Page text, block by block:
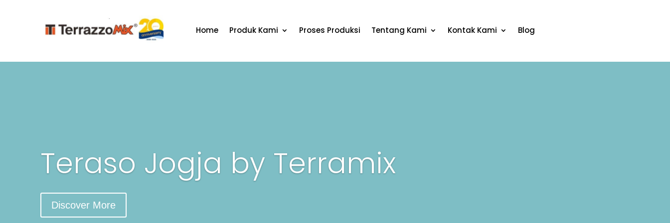
Home Produk Kami Proses Produksi Tentang Kami Kontak Kami Blog
Teraso Jogja by Terramix
Discover More